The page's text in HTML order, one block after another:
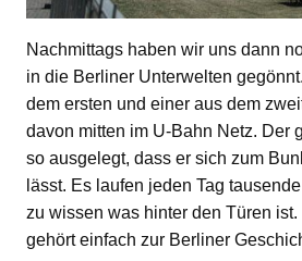
Nachmittags haben wir uns dann
in die Berliner Unterwelten
dem ersten und einer aus dem
davon mitten im U-Bahn Netz. Der
so ausgelegt, dass er sich zum
lässt. Es laufen jeden Tag
zu wissen was hinter den Türen ist.
gehört einfach zur Berliner